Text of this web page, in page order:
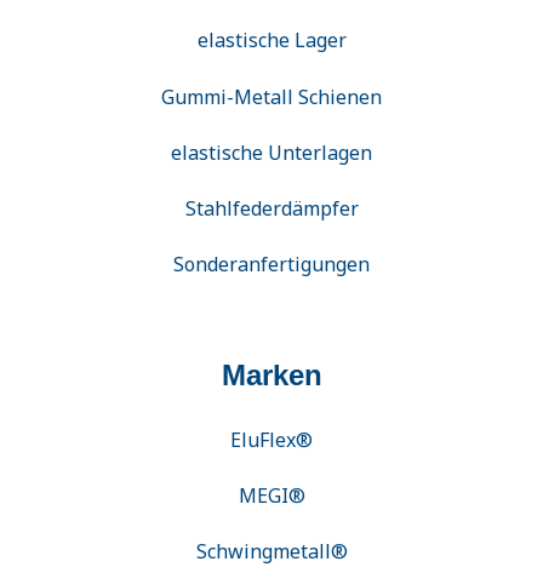
elastische Lager
Gummi-Metall Schienen
elastische Unterlagen
Stahlfederdämpfer
Sonderanfertigungen
Marken
EluFlex®
MEGI®
Schwingmetall®